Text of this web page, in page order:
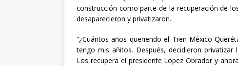
construcción como parte de la recuperación de
desaparecieron y privatizaron.
“¿Cuántos años queriendo el Tren México-
tengo mis añitos. Después, decidieron
Los recupera el presidente López Obrador y